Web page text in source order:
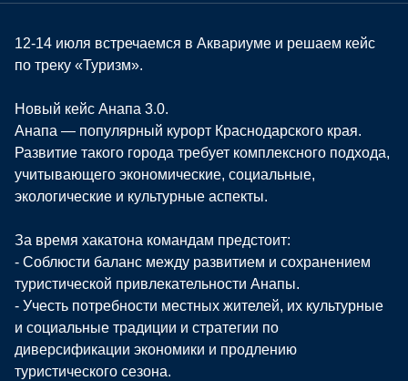
12-14 июля встречаемся в Аквариуме и решаем кейс
по треку «Туризм».
Новый кейс Анапа 3.0.
Анапа — популярный курорт Краснодарского края.
Развитие такого города требует комплексного подхода,
учитывающего экономические, социальные,
экологические и культурные аспекты.
За время хакатона командам предстоит:
- Соблюсти баланс между развитием и сохранением
туристической привлекательности Анапы.
- Учесть потребности местных жителей, их культурные
и социальные традиции и стратегии по
диверсификации экономики и продлению
туристического сезона.